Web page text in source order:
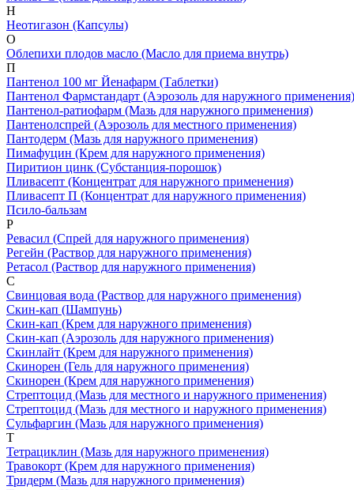
Н
Неотигазон (Капсулы)
О
Облепихи плодов масло (Масло для приема внутрь)
П
Пантенол 100 мг Йенафарм (Таблетки)
Пантенол Фармстандарт (Аэрозоль для наружного применения)
Пантенол-ратиофарм (Мазь для наружного применения)
Пантенолспрей (Аэрозоль для местного применения)
Пантодерм (Мазь для наружного применения)
Пимафуцин (Крем для наружного применения)
Пиритион цинк (Субстанция-порошок)
Пливасепт (Концентрат для наружного применения)
Пливасепт П (Концентрат для наружного применения)
Псило-бальзам
Р
Ревасил (Спрей для наружного применения)
Регейн (Раствор для наружного применения)
Ретасол (Раствор для наружного применения)
С
Свинцовая вода (Раствор для наружного применения)
Скин-кап (Шампунь)
Скин-кап (Крем для наружного применения)
Скин-кап (Аэрозоль для наружного применения)
Скинлайт (Крем для наружного применения)
Скинорен (Гель для наружного применения)
Скинорен (Крем для наружного применения)
Стрептоцид (Мазь для местного и наружного применения)
Стрептоцид (Мазь для местного и наружного применения)
Сульфаргин (Мазь для наружного применения)
Т
Тетрациклин (Мазь для наружного применения)
Травокорт (Крем для наружного применения)
Тридерм (Мазь для наружного применения)